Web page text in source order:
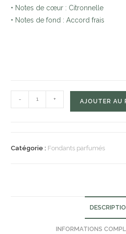
• Notes de cœur : Citronnelle
• Notes de fond : Accord frais
- + AJOUTER AU
Catégorie : Fondants parfumés
INFORMATIONS